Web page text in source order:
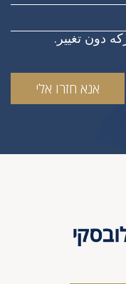
دون تغيير.